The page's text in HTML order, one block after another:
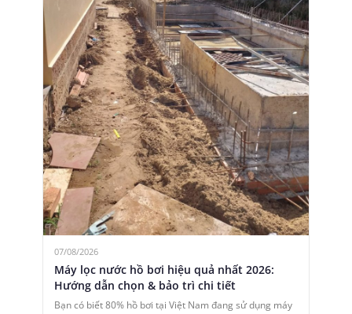
07/08/2026
Máy lọc nước hồ bơi hiệu quả nhất 2026:
Hướng dẫn chọn & bảo trì chi tiết
Bạn có biết 80% hồ bơi tại Việt Nam đang sử dụng máy